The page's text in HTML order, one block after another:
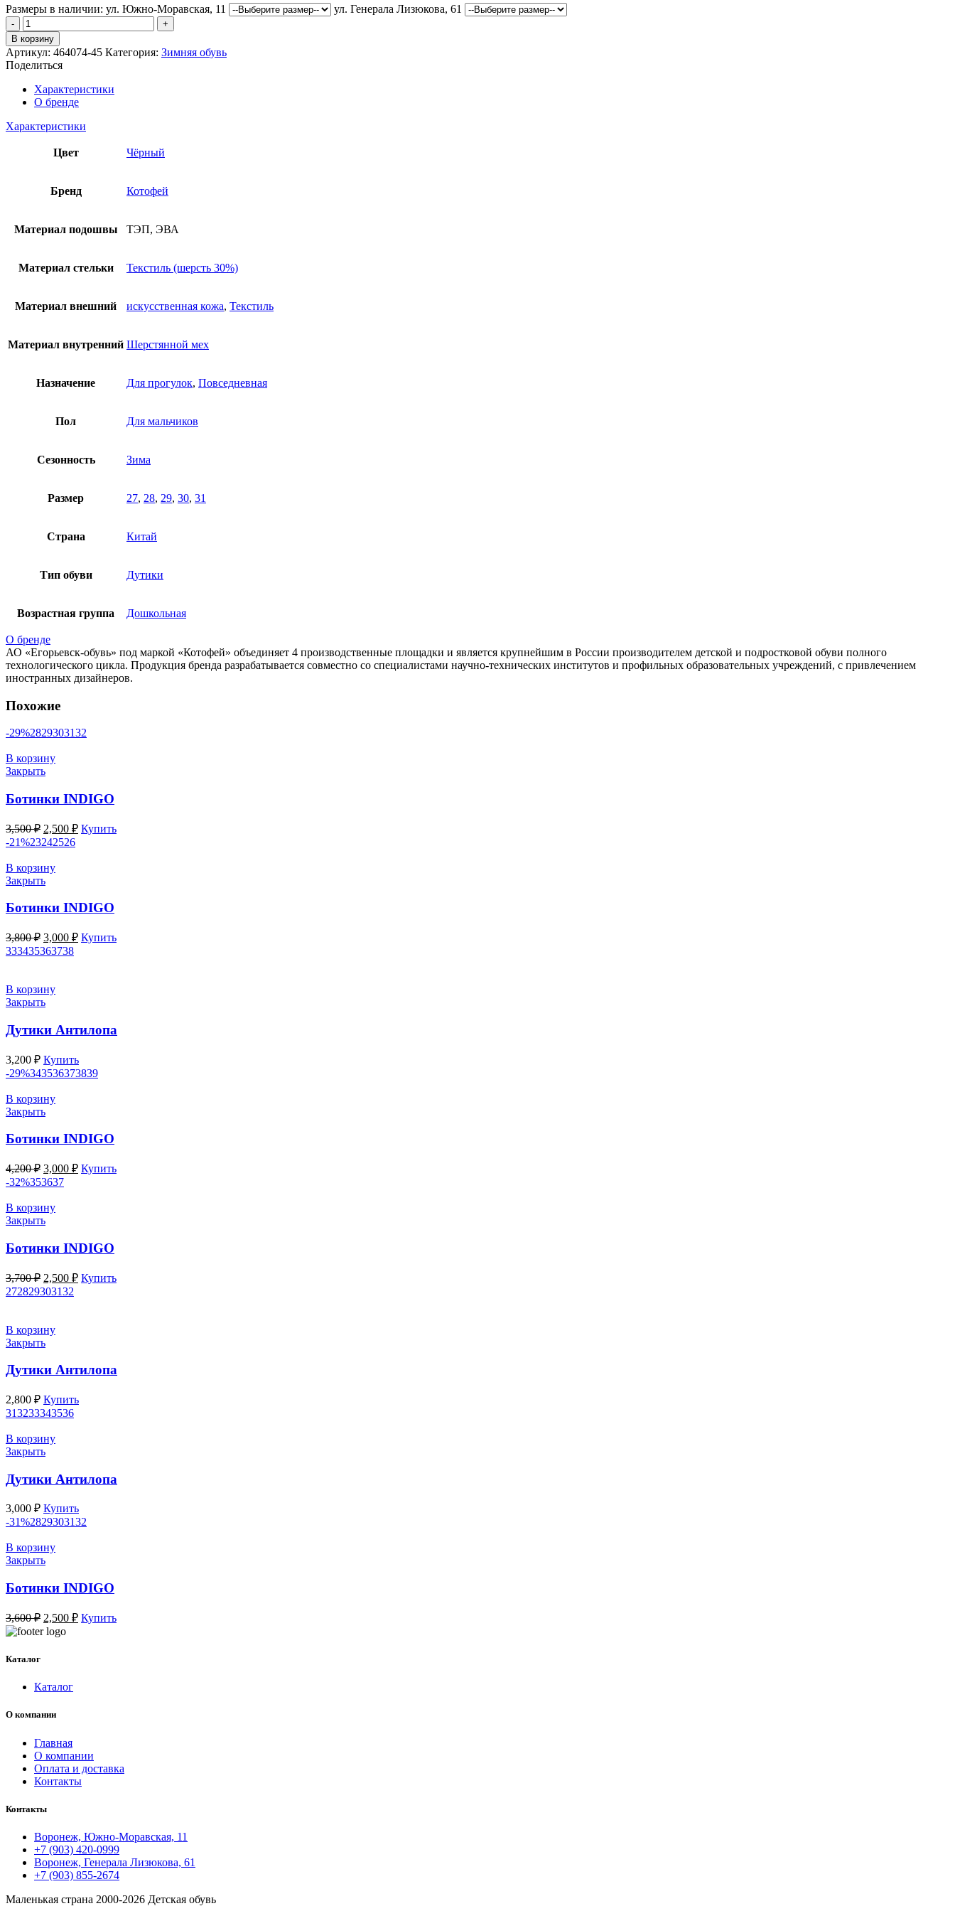
составляла2,000 ₽.
Размеры в наличии: ул. Южно-Моравская, 11
ул. Генерала Лизюкова, 61
Количество
товара
Дутики
Котофей
В корзину
Артикул: 464074-45 Категория: Зимняя обувь
Поделиться
Характеристики
О бренде
Характеристики
Цвет Чёрный
Бренд Котофей
Материал подошвы ТЭП, ЭВА
Материал стельки Текстиль (шерсть 30%)
Материал внешний искусственная кожа, Текстиль
Материал внутренний Шерстянной мех
Назначение Для прогулок, Повседневная
Пол Для мальчиков
Сезонность Зима
Размер 27, 28, 29, 30, 31
Страна Китай
Тип обуви Дутики
Возрастная группа Дошкольная
О бренде
АО «Егорьевск-обувь» под маркой «Котофей» объединяет 4 производственные площадки и является крупнейшим в России производителем детской и подростковой обуви полного
технологического цикла. Продукция бренда разрабатывается совместно со специалистами научно-технических институтов и профильных образовательных учреждений, с привлечением
иностранных дизайнеров.
Похожие
-29%2829303132
В корзину
Закрыть
Ботинки INDIGO
3,500₽ Первоначальная
цена
составляла
3,500 ₽.
2,500 ₽Текущая
цена:
Купить
-21%23242526
В корзину
Закрыть
Ботинки INDIGO
3,800₽ Первоначальная
цена
составляла
3,000 ₽Текущая
цена:
Купить
333435363738
В корзину
Закрыть
Дутики Антилопа
3,200 ₽ Купить
-29%343536373839
В корзину
Закрыть
Ботинки INDIGO
4,200₽ Первоначальная
цена
составляла
4,200 ₽.
3,000 ₽Текущая
цена:
Купить
-32%353637
В корзину
Закрыть
Ботинки INDIGO
3,700₽ Первоначальная
цена
составляла
2,500 ₽Текущая
цена:
Купить
272829303132
В корзину
Закрыть
Дутики Антилопа
2,800 ₽ Купить
313233343536
В корзину
Закрыть
Дутики Антилопа
3,000 ₽ Купить
-31%2829303132
В корзину
Закрыть
Ботинки INDIGO
3,600₽ Первоначальная
цена
составляла
2,500 ₽Текущая
цена:
Купить
Каталог
Каталог
О компании
Главная
О компании
Оплата и доставка
Контакты
Контакты
Воронеж, Южно-Моравская, 11
+7 (903) 420-0999
Воронеж, Генерала Лизюкова, 61
+7 (903) 855-2674
Маленькая страна 2000-2026 Детская обувь